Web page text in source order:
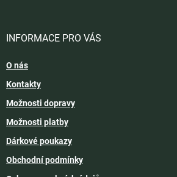
INFORMACE PRO VÁS
O nás
Kontakty
Možnosti dopravy
Možnosti platby
Dárkové poukazy
Obchodní podmínky